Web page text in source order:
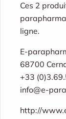
Ces 2
ligne.
E-
68700
+33
info@e-
http://